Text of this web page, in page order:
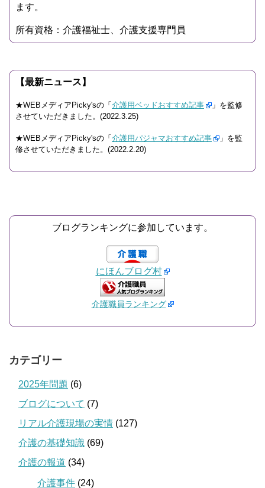
ます。
所有資格：介護福祉士、介護支援専門員
【最新ニュース】
★WEBメディアPicky'sの「 介護用ベッドおすすめ記事
」を監修
させていただきました。(2022.3.25)
★WEBメディアPicky'sの「 介護用パジャマおすすめ記事
」を監
修させていただきました。(2022.2.20)
ブログランキングに参加しています。
にほんブログ村
介護職員ランキング
カテゴリー
2025年問題 (6)
ブログについて (7)
リアル介護現場の実情 (127)
介護の基礎知識 (69)
介護の報道 (34)
介護事件 (24)